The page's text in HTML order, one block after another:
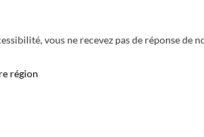
vous ne recevez pas de réponse de
région